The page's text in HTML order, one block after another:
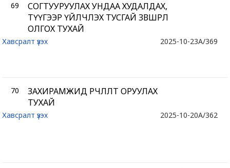
69
СОГТУУРУУЛАХ УНДАА ХУДАЛДАХ,
ТҮҮГЭЭР ҮЙЛЧЛЭХ ТУСГАЙ ЗӨВШӨӨРӨЛ
ОЛГОХ ТУХАЙ
2025-10-23A/369
Хавсралт үзэх
70
ЗАХИРАМЖИД ӨӨРЧЛӨЛТ ОРУУЛАХ
ТУХАЙ
2025-10-20A/362
Хавсралт үзэх